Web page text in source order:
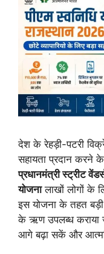
देश के रेहड़ी-पटरी
सहायता प्रदान करने
प्रधानमंत्री स्ट्रीट
योजनालाखों लोगों के
इस योजना के तहत बड़ी
के ऋण उपलब्ध कराया
आगे बढ़ा सकें और